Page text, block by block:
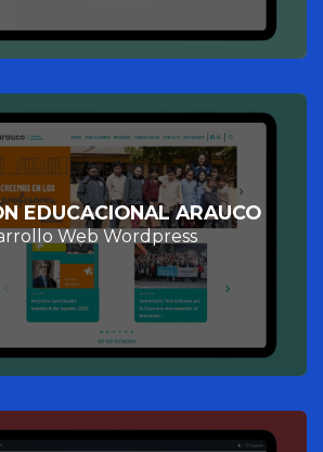
EDUCACIONAL ARAUCO
Web Wordpress